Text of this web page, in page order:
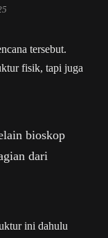
tersebut.
fisik, tapi juga
bioskop
dari
ini dahulu